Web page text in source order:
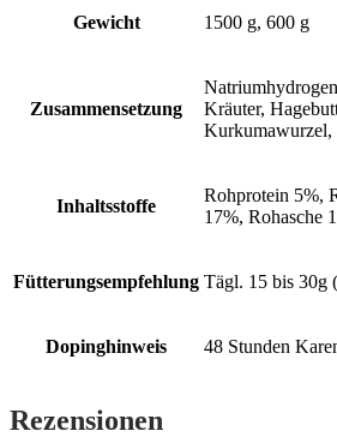
Gewicht 1500 g, 600 g
Zusammensetzung
Kräuter,
Kurkumawurzel,
Inhaltsstoffe
Rohprotein 5%,
17%, Rohasche
Fütterungsempfehlung Tägl. 15 bis 30g
Dopinghinweis 48 Stunden
Rezensionen